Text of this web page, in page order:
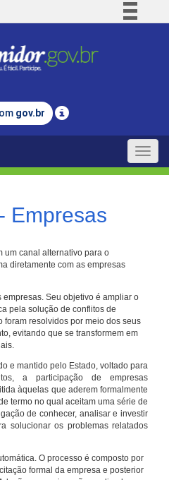
Comunica BR
Legislação
gov.br
Toggle
Empresas
um canal alternativo para o
diretamente com as empresas
empresas. Seu objetivo é ampliar o
pela solução de conflitos de
foram resolvidos por meio dos seus
evitando que se transformem em
e mantido pelo Estado, voltado para
a participação de empresas
àquelas que aderem formalmente
termo no qual aceitam uma série de
de conhecer, analisar e investir
solucionar os problemas relatados
O processo é composto por
formal da empresa e posterior